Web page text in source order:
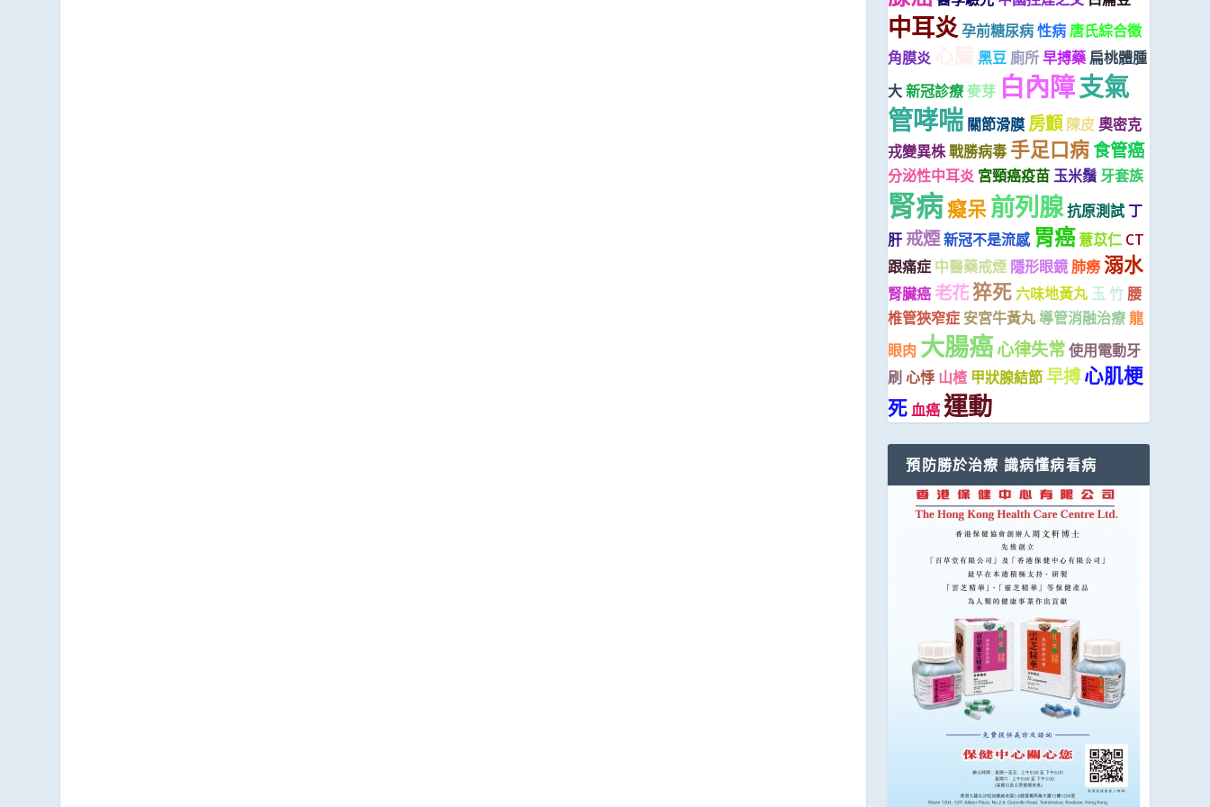
中耳炎孕前糖尿病性病 唐氏綜合徵
角膜炎
黑豆 廁所早搏藥 扁桃體腫
大新冠診療麥芽 白內障支氣
管哮喘 關節滑膜 房顫 陳皮奧密克
戎變異株戰勝病毒 手足口病食管癌
分泌性中耳炎 宮頸癌疫苗玉米鬚牙套族
腎病癡呆前列腺抗原測試 丁
肝 戒煙新冠不是流感 胃癌薏苡仁 CT
跟痛症 中醫藥戒煙 隱形眼鏡肺癆溺水
腎臟癌老花猝死 六味地黃丸 玉 竹 腰
椎管狹窄症 安宮牛黃丸 導管消融治療龍
眼肉 大腸癌心律失常使用電動牙
刷 心悸 山楂 甲狀腺結節 早搏心肌梗
死血癌運動
預防勝於治療 識病懂病看病